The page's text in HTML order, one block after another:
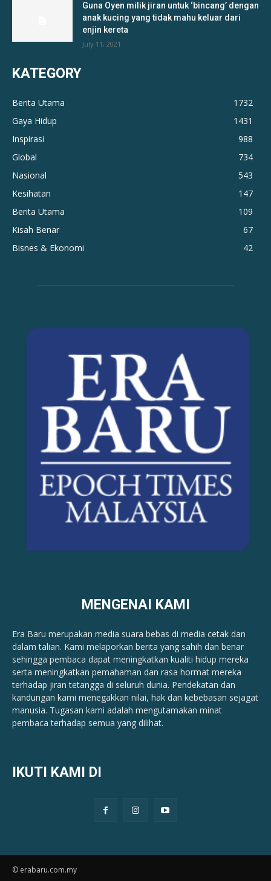
Guna Oyen milik jiran untuk ‘bincang’ dengan
anak kucing yang tidak mahu keluar dari
enjin kereta
July 11, 2021
KATEGORY
Berita Utama
1732
Gaya Hidup
1431
Inspirasi
988
Global
734
Nasional
543
Kesihatan
147
Berita Utama
109
Kisah Benar
67
Bisnes & Ekonomi
42
MENGENAI KAMI
Era Baru merupakan media suara bebas di media cetak dan
dalam talian. Kami melaporkan berita yang sahih dan benar ​​
sehingga pembaca dapat meningkatkan kualiti hidup mereka
serta meningkatkan pemahaman dan rasa hormat mereka
terhadap jiran tetangga di seluruh dunia. Pendekatan dan
kandungan kami menegakkan nilai, hak dan kebebasan sejagat
manusia. Tugasan kami adalah mengutamakan minat
pembaca terhadap semua yang dilihat.
IKUTI KAMI DI
© erabaru.com.my